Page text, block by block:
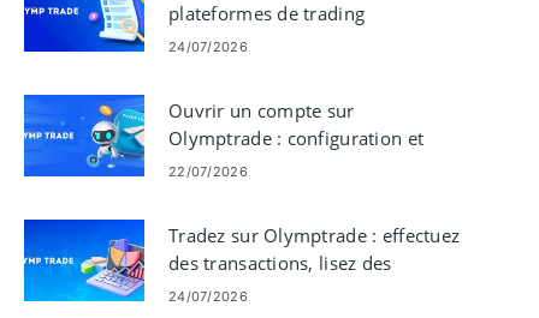
plateformes de trading
Olymptrade — Accès et sécurité
24/07/2026
Ouvrir un compte sur
Olymptrade : configuration et
exigences étape par étape
22/07/2026
Tradez sur Olymptrade : effectuez
des transactions, lisez des
graphiques et gérez les risques
24/07/2026